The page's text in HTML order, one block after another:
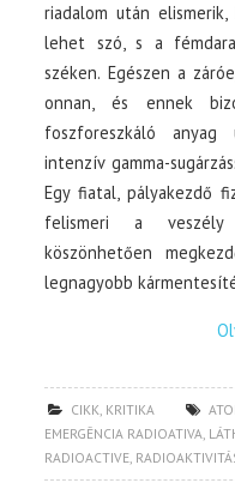
riadalom után
lehet szó, s a
széken. Egészen a
onnan, és ennek
foszforeszkáló anyag
intenzív gamma-
Egy fiatal, pályakezdő
felismeri a veszély
köszönhetően
legnagyobb
CIKK, KRITIKA
EMERGÊNCIA RADIOATIVA,
RADIOACTIVE,